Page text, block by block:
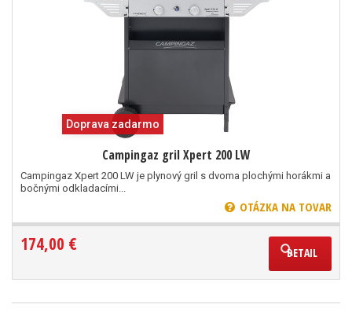
Doprava zadarmo
Campingaz gril Xpert 200 LW
Campingaz Xpert 200 LW je plynový gril s dvoma plochými horákmi a
bočnými odkladacími...
OTÁZKA NA TOVAR
174,00 € DETAIL